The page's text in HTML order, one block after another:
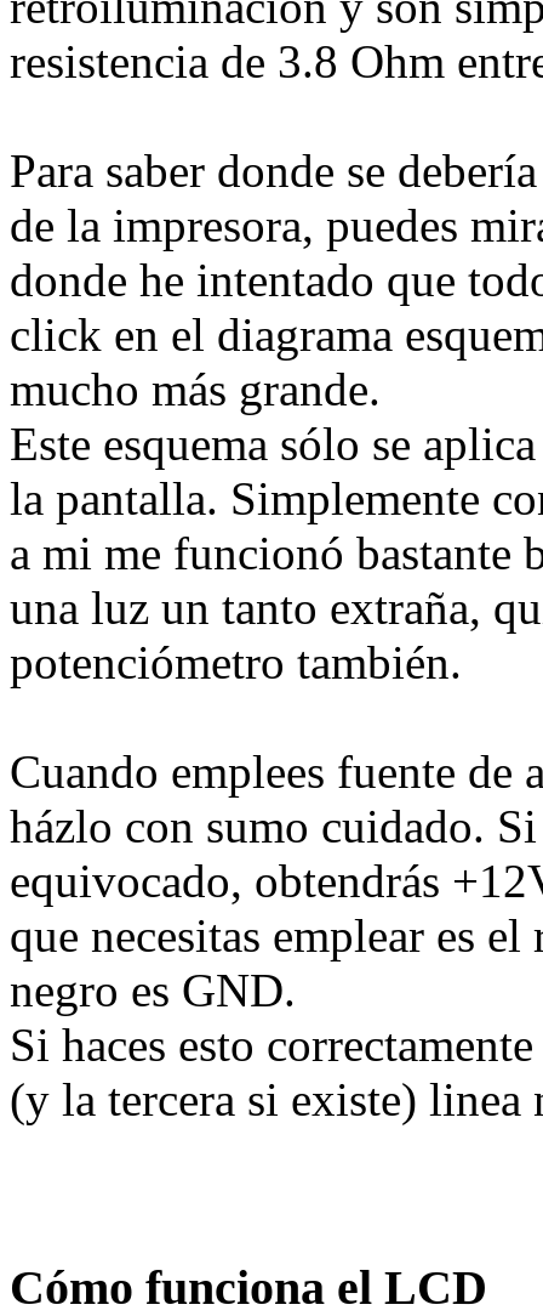
resistencia de 3.8 Ohm
Para saber donde se
de la impresora, puedes
donde he intentado que
click en el diagrama
mucho más grande.
Este esquema sólo se
la pantalla. Simplemente
a mi me funcionó bastante
una luz un tanto extraña,
potenciómetro también.
Cuando emplees fuente
házlo con sumo cuidado.
equivocado, obtendrás
que necesitas emplear es
negro es GND.
Si haces esto
(y la tercera si existe) linea
Cómo funciona el LCD